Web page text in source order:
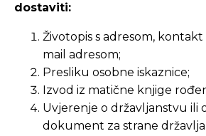
dostaviti:
Životopis s adresom,
mail adresom;
Presliku osobne iskaznice;
Izvod iz matične knjige
Uvjerenje o državljanstvu ili
dokument za strane